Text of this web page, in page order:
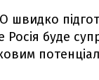
швидко
Росія буде